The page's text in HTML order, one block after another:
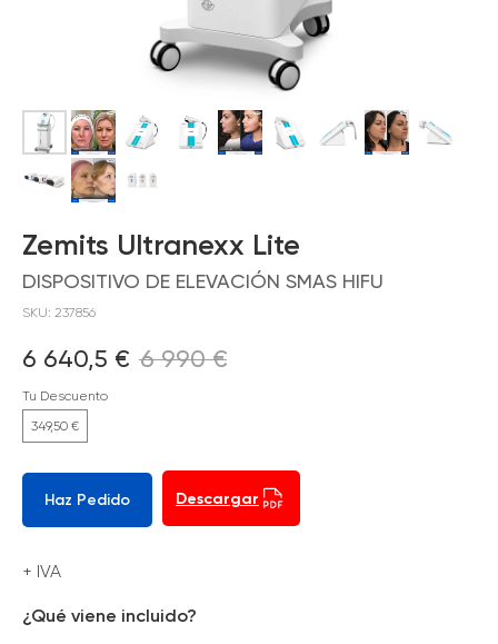
Zemits Ultranexx Lite
DISPOSITIVO DE ELEVACIÓN SMAS HIFU
SKU: 237856
6 640,5 € 6 990 €
Tu Descuento
349,50 €
Haz Pedido Descargar
+ IVA
¿Qué viene incluido?